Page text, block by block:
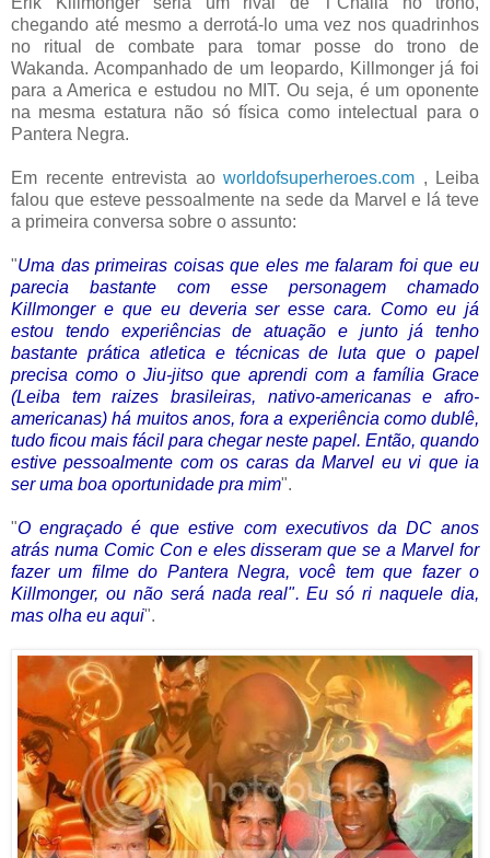
chegando até mesmo a derrotá-lo uma vez nos quadrinhos
no ritual de combate para tomar posse do trono de
Wakanda. Acompanhado de um leopardo, Killmonger já foi
para a America e estudou no MIT. Ou seja, é um oponente
na mesma estatura não só física como intelectual para o
Pantera Negra.
Em recente entrevista ao worldofsuperheroes.com , Leiba
falou que esteve pessoalmente na sede da Marvel e lá teve
a primeira conversa sobre o assunto:
"Uma das primeiras coisas que eles me falaram foi que eu
parecia bastante com esse personagem chamado
Killmonger e que eu deveria ser esse cara. Como eu já
estou tendo experiências de atuação e junto já tenho
bastante prática atletica e técnicas de luta que o papel
precisa como o Jiu-jitso que aprendi com a família Grace
(Leiba tem raizes brasileiras, nativo-americanas e afro-
americanas) há muitos anos, fora a experiência como dublê,
tudo ficou mais fácil para chegar neste papel. Então, quando
estive pessoalmente com os caras da Marvel eu vi que ia
ser uma boa oportunidade pra mim".
"O engraçado é que estive com executivos da DC anos
atrás numa Comic Con e eles disseram que se a Marvel for
fazer um filme do Pantera Negra, você tem que fazer o
Killmonger, ou não será nada real". Eu só ri naquele dia,
mas olha eu aqui".